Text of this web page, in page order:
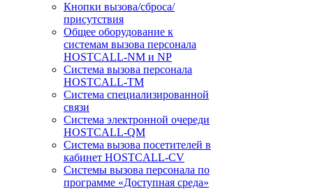
Кнопки вызова/сброса/
присутствия
Общее оборудование к
системам вызова персонала
HOSTCALL-NM и NP
Система вызова персонала
HOSTCALL-TM
Система специализированной
связи
Система электронной очереди
HOSTCALL-QM
Cистема вызова посетителей в
кабинет HOSTCALL-CV
Системы вызова персонала по
программе «Доступная среда»